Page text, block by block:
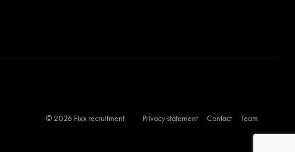
© 2026 Fixx recruitment Privacy statement Contact Team